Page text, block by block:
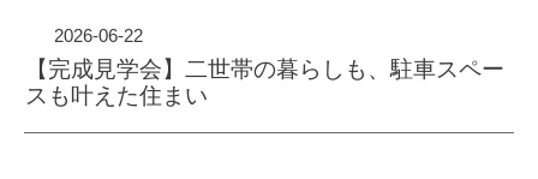
2026-06-22
【完成見学会】二世帯の暮らしも、駐車スペー
スも叶えた住まい